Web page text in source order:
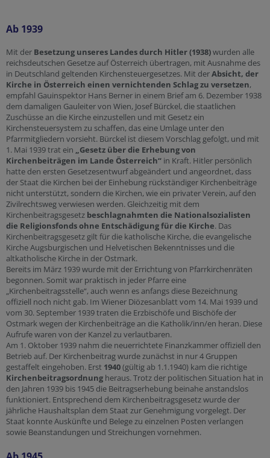
Ab 1939
Mit der Besetzung unseres Landes durch Hitler (1938)wurden alle
reichsdeutschen Gesetze auf Österreich übertragen, mit Ausnahme des
in Deutschland geltenden Kirchensteuergesetzes. Mit derAbsicht, der
Kirche in Österreich einen vernichtenden Schlag zu versetzen,
empfahl Gauinspektor Hans Berner in einem Brief am 6. Dezember 1938
dem damaligen Gauleiter von Wien, Josef Bürckel, die staatlichen
Zuschüsse an die Kirche einzustellen und mit Gesetz ein
Kirchensteuersystem zu schaffen, das eine Umlage unter den
Pfarrmitgliedern vorsieht. Bürckel ist diesem Vorschlag gefolgt, und mit
1. Mai 1939 trat ein „Gesetz über die Erhebung von
Kirchenbeiträgen im Lande Österreich“ in Kraft. Hitler persönlich
hatte den ersten Gesetzesentwurf abgeändert und angeordnet, dass
der Staat die Kirchen bei der Einhebung rückständiger Kirchenbeiträge
nicht unterstützt, sondern die Kirchen, wie ein privater Verein, auf den
Zivilrechtsweg verwiesen werden. Gleichzeitig mit dem
Kirchenbeitragsgesetz beschlagnahmten die Nationalsozialisten
die Religionsfonds ohne Entschädigung für die Kirche. Das
Kirchenbeitragsgesetz gilt für die katholische Kirche, die evangelische
Kirche Augsburgischen und Helvetischen Bekenntnisses und die
altkatholische Kirche in der Ostmark.
Bereits im März 1939 wurde mit der Errichtung von Pfarrkirchenräten
begonnen. Somit war praktisch in jeder Pfarre eine
„Kirchenbeitragsstelle“, auch wenn es anfangs diese Bezeichnung
offiziell noch nicht gab. Im Wiener Diözesanblatt vom 14. Mai 1939 und
vom 30. September 1939 traten die Erzbischöfe und Bischöfe der
Ostmark wegen der Kirchenbeiträge an die Katholik/inn/en heran. Diese
Aufrufe waren von der Kanzel zu verlautbaren.
Am 1. Oktober 1939 nahm die neuerrichtete Finanzkammer offiziell den
Betrieb auf. Der Kirchenbeitrag wurde zunächst in nur 4 Gruppen
gestaffelt eingehoben. Erst 1940(gültig ab 1.1.1940) kam die richtige
Kirchenbeitragsordnung heraus. Trotz der politischen Situation hat in
den Jahren 1939 bis 1945 die Beitragserhebung beinahe anstandslos
funktioniert. Entsprechend dem Kirchenbeitragsgesetz wurde der
jährliche Haushaltsplan dem Staat zur Genehmigung vorgelegt. Der
Staat konnte Auskünfte und Belege zu einzelnen Posten verlangen
sowie Beanstandungen und Streichungen vornehmen.